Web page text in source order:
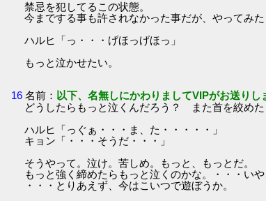
禁忌を犯してるこの状態。
今までする事も許されなかった事だが、やってみた
ハルヒ「っ・・・げほっげほっ」
もっと泣かせたい。
16 名前： 以下、名無しにかわりましてVIPがお送りし
どうしたらもっと泣くんだろう？ また首を絞めた
ハルヒ「っぐぁ・・・ま、た・・・・・」
キョン「・・・そうだ・・・」
そうやって。泣け。苦しめ。もっと、もっとだ。
もっと強く締めたらもっと泣くのかな。・・・いや
・・・とりあえず、今はこいつで遊ぼうか。